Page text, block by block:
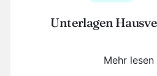
Unterlagen
Mehr lesen